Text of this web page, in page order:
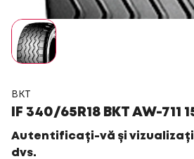
BKT
IF 340/65R18 BKT AW-711
Autentificați-vă și vizualizați
dvs.